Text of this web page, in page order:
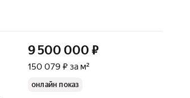
9 500 000 ₽
150 079 ₽ за м²
онлайн показ